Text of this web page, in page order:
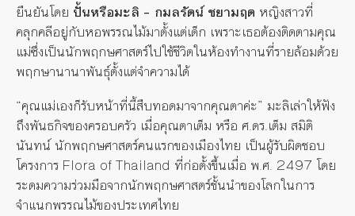
ยืนยันโดย ปั้นหรือมะลิ – กมลรัตน์ ชยามฤต หญิงสาวที่
คลุกคลีอยู่กับหอพรรณไม้มาตั้งแต่เด็ก เพราะเธอต้องติดตามคุณ
แม่ซึ่งเป็นนักพฤกษศาสตร์ไปใช้ชีวิตในห้องทำงานที่รายล้อมด้วย
พฤกษานานาพันธุ์ตั้งแต่จำความได้
“คุณแม่เองก็รับหน้าที่นี้สืบทอดมาจากคุณตาค่ะ” มะลิเล่าให้ฟัง
ถึงพันธกิจของครอบครัว เมื่อคุณตาเต็ม หรือ ศ.ดร.เต็ม สมิติ
นันทน์ นักพฤกษศาสตร์คนแรกของเมืองไทย เป็นผู้รับผิดชอบ
โครงการ Flora of Thailand ที่ก่อตั้งขึ้นเมื่อ พ.ศ. 2497 โดย
ระดมความร่วมมือจากนักพฤกษศาสตร์ชั้นนำของโลกในการ
จำแนกพรรณไม้ของประเทศไทย